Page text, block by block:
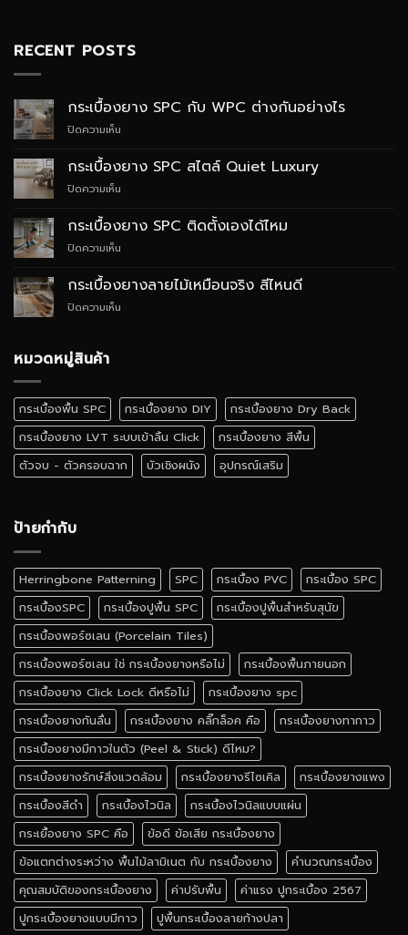
RECENT POSTS
กระเบื้องยาง SPC กับ WPC ต่างกันอย่างไร
ปิดความเห็น
ยาง
SPC
ต่าง
กระเบื้องยาง SPC สไตล์ Quiet Luxury
ปิดความเห็น
ยาง
SPC
Luxury
กระเบื้องยาง SPC ติดตั้งเองได้ไหม
ปิดความเห็น
ยาง
SPC
กระเบื้องยางลายไม้เหมือนจริง สีไหนดี
ปิดความเห็น
สี
ไหน
ดี
หมวดหมู่สินค้า
กระเบื้องพื้น SPC กระเบื้องยาง DIY
กระเบื้องยาง Dry Back
กระเบื้องยาง LVT ระบบเข้าลิ้น Click
กระเบื้องยาง สีพื้น
ตัวจบ - ตัวครอบฉาก
บัวเชิงผนัง อุปกรณ์เสริม
ป้ายกำกับ
Herringbone Patterning SPC กระเบื้อง PVC
กระเบื้อง SPC
กระเบื้องSPC
กระเบื้องปูพื้น SPC
กระเบื้องปูพื้นสำหรับสุนัข
กระเบื้องพอร์ซเลน (Porcelain Tiles)
กระเบื้องพอร์ซเลน ใช่ กระเบื้องยางหรือไม่
กระเบื้องพื้นภายนอก
กระเบื้องยาง Click Lock ดีหรือไม่
กระเบื้องยาง spc
กระเบื้องยางกันลื่น
กระเบื้องยาง คลิ๊กล็อค คือ
กระเบื้องยางทากาว
กระเบื้องยางมีกาวในตัว (Peel & Stick) ดีไหม?
กระเบื้องยางรักษ์สิ่งแวดล้อม
กระเบื้องยางรีไซเคิล
กระเบื้องยางแพง
กระเบื้องสีดำ
กระเบื้องไวนิล
กระเบื้องไวนิลแบบแผ่น
กระเยื้องยาง SPC คือ
ข้อดี ข้อเสีย กระเบื้องยาง
ข้อแตกต่างระหว่าง พื้นไม้ลามิเนต กับ กระเบื้องยาง
คำนวณกระเบื้อง
คุณสมบัติของกระเบื้องยาง
ค่าปรับพื้น
ค่าแรง ปูกระเบื้อง 2567
ปูกระเบื้องยางแบบมีกาว
ปูพื้นกระเบื้องลายก้างปลา